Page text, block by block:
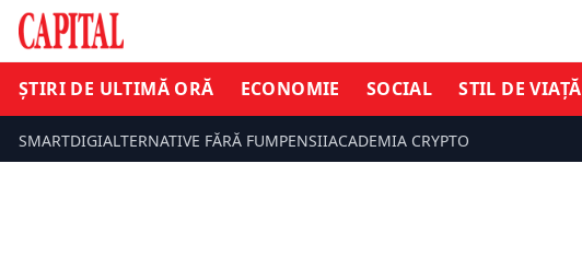
ȘTIRI DE ULTIMĂ ORĂ ECONOMIE SOCIAL STIL DE VIAȚĂ
SMARTDIGIALTERNATIVE FĂRĂ FUMPENSIIACADEMIA CRYPTO